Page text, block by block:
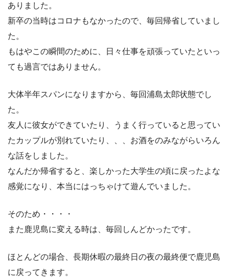
ありました。
新卒の当時はコロナもなかったので、毎回帰省していまし
た。
もはやこの瞬間のために、日々仕事を頑張っていたといっ
ても過言ではありません。
大体半年スパンになりますから、毎回浦島太郎状態でし
た。
友人に彼女ができていたり、うまく行っていると思ってい
たカップルが別れていたり、、、お酒をのみながらいろん
な話をしました。
なんだか帰省すると、楽しかった大学生の頃に戻ったよな
感覚になり、本当にはっちゃけて遊んでいました。
そのため・・・・
また鹿児島に変える時は、毎回しんどかったです。
ほとんどの場合、長期休暇の最終日の夜の最終便で鹿児島
に戻ってきます。